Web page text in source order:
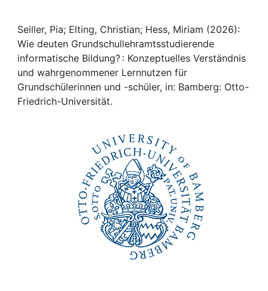
Help
Seiller, Pia; Elting, Christian; Hess, Miriam (2026):
Wie deuten Grundschullehramtsstudierende
informatische Bildung? : Konzeptuelles Verständnis
und wahrgenommener Lernnutzen für
Grundschülerinnen und -schüler, in: Bamberg: Otto-
Friedrich-Universität.